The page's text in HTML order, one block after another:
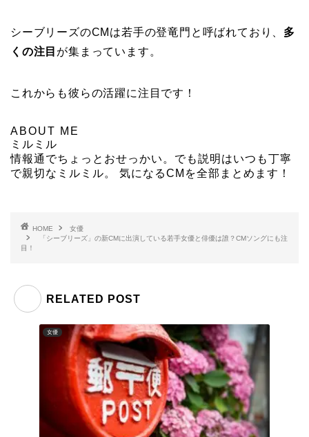
シーブリーズのCMは若手の登竜門と呼ばれており、 多
くの注目 が集まっています。
これからも彼らの活躍に注目です！
ABOUT ME
ミルミル
情報通でちょっとおせっかい。でも説明はいつも丁寧
で親切なミルミル。 気になるCMを全部まとめます！
HOME
女優
「シーブリーズ」の新CMに出演している若手女優と俳優は誰？CMソングにも注
目！
RELATED POST
女優